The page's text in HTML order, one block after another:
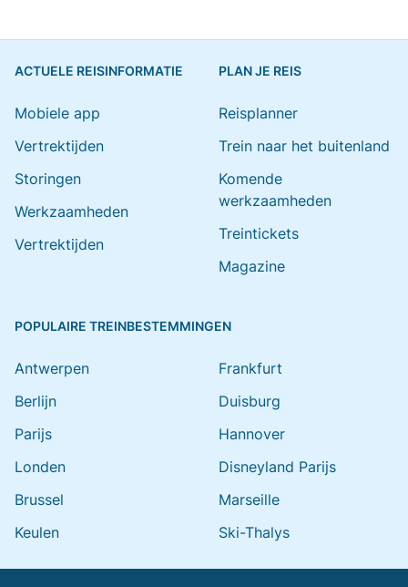
ACTUELE REISINFORMATIE
Mobiele app
Vertrektijden
Storingen
Werkzaamheden
Vertrektijden
PLAN JE REIS
Reisplanner
Trein naar het buitenland
Komende
werkzaamheden
Treintickets
Magazine
POPULAIRE TREINBESTEMMINGEN
Antwerpen
Berlijn
Parijs
Londen
Brussel
Keulen
Frankfurt
Duisburg
Hannover
Disneyland Parijs
Marseille
Ski-Thalys